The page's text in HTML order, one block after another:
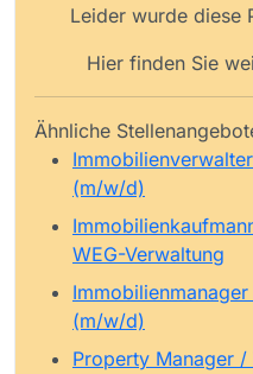
Leider wurde diese
Hier finden Sie
Ähnliche
(m/w/d)
WEG-Verwaltung
(m/w/d)
Property Manager